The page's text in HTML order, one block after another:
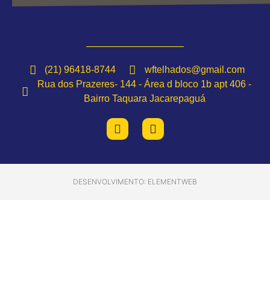
(21) 96418-8744
wftelhados@gmail.com
Rua dos Prazeres- 144 - Área d bloco 1b apt 406 -
Bairro Taquara Jacarepaguá
DESENVOLVIMENTO: ELEMENTWEB